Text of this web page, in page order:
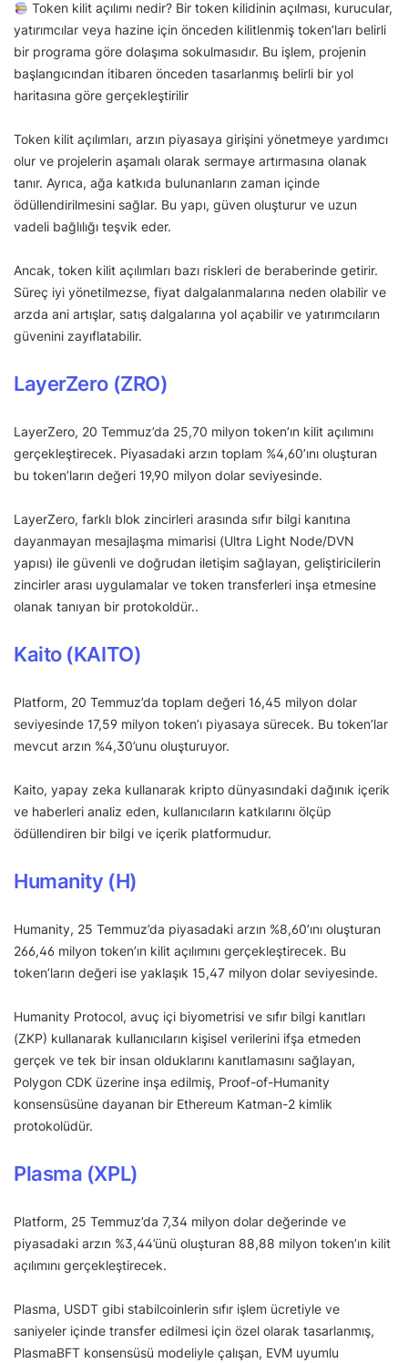
Token kilit açılımı nedir? Bir token kilidinin açılması, kurucular,
yatırımcılar veya hazine için önceden kilitlenmiş token’ları belirli
bir programa göre dolaşıma sokulmasıdır. Bu işlem, projenin
başlangıcından itibaren önceden tasarlanmış belirli bir yol
haritasına göre gerçekleştirilir
Token kilit açılımları, arzın piyasaya girişini yönetmeye yardımcı
olur ve projelerin aşamalı olarak sermaye artırmasına olanak
tanır. Ayrıca, ağa katkıda bulunanların zaman içinde
ödüllendirilmesini sağlar. Bu yapı, güven oluşturur ve uzun
vadeli bağlılığı teşvik eder.
Ancak, token kilit açılımları bazı riskleri de beraberinde getirir.
Süreç iyi yönetilmezse, fiyat dalgalanmalarına neden olabilir ve
arzda ani artışlar, satış dalgalarına yol açabilir ve yatırımcıların
güvenini zayıflatabilir.
LayerZero (ZRO)
LayerZero, 20 Temmuz’da 25,70 milyon token’ın kilit açılımını
gerçekleştirecek. Piyasadaki arzın toplam %4,60’ını oluşturan
bu token’ların değeri 19,90 milyon dolar seviyesinde.
LayerZero, farklı blok zincirleri arasında sıfır bilgi kanıtına
dayanmayan mesajlaşma mimarisi (Ultra Light Node/DVN
yapısı) ile güvenli ve doğrudan iletişim sağlayan, geliştiricilerin
zincirler arası uygulamalar ve token transferleri inşa etmesine
olanak tanıyan bir protokoldür..
Kaito (KAITO)
Platform, 20 Temmuz’da toplam değeri 16,45 milyon dolar
seviyesinde 17,59 milyon token’ı piyasaya sürecek. Bu token’lar
mevcut arzın %4,30’unu oluşturuyor.
Kaito, yapay zeka kullanarak kripto dünyasındaki dağınık içerik
ve haberleri analiz eden, kullanıcıların katkılarını ölçüp
ödüllendiren bir bilgi ve içerik platformudur.
Humanity (H)
Humanity, 25 Temmuz’da piyasadaki arzın %8,60’ını oluşturan
266,46 milyon token’ın kilit açılımını gerçekleştirecek. Bu
token’ların değeri ise yaklaşık 15,47 milyon dolar seviyesinde.
Humanity Protocol, avuç içi biyometrisi ve sıfır bilgi kanıtları
(ZKP) kullanarak kullanıcıların kişisel verilerini ifşa etmeden
gerçek ve tek bir insan olduklarını kanıtlamasını sağlayan,
Polygon CDK üzerine inşa edilmiş, Proof-of-Humanity
konsensüsüne dayanan bir Ethereum Katman-2 kimlik
protokolüdür.
Plasma (XPL)
Platform, 25 Temmuz’da 7,34 milyon dolar değerinde ve
piyasadaki arzın %3,44’ünü oluşturan 88,88 milyon token’ın kilit
açılımını gerçekleştirecek.
Plasma, USDT gibi stabilcoinlerin sıfır işlem ücretiyle ve
saniyeler içinde transfer edilmesi için özel olarak tasarlanmış,
PlasmaBFT konsensüsü modeliyle çalışan, EVM uyumlu